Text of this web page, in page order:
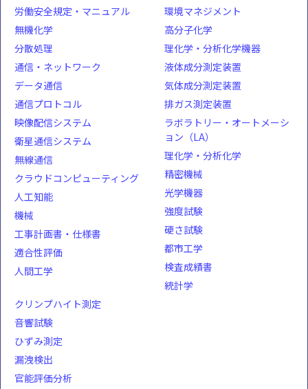
労働安全規定・マニュアル
無機化学
環境マネジメント
高分子化学
分散処理
通信・ネットワーク
データ通信
通信プロトコル
映像配信システム
衛星通信システム
無線通信
クラウドコンピューティング
人工知能
機械
工事計画書・仕様書
適合性評価
人間工学
理化学・分析化学機器
液体成分測定装置
気体成分測定装置
排ガス測定装置
ラボラトリー・オートメーシ
ョン（LA）
理化学・分析化学
精密機械
光学機器
強度試験
硬さ試験
都市工学
検査成績書
統計学
クリンプハイト測定
音響試験
ひずみ測定
漏洩検出
官能評価分析